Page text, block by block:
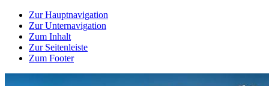
Zur Hauptnavigation
Zur Unternavigation
Zum Inhalt
Zur Seitenleiste
Zum Footer